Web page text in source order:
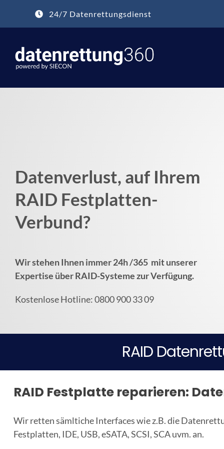
24/7 Datenrettungsdienst
Datenverlust, auf Ihrem
RAID Festplatten-
Verbund?
Wir stehen Ihnen immer 24h /365 mit unserer
Expertise über RAID-Systeme zur Verfügung.
Kostenlose Hotline: 0800 900 33 09
RAID
RAID Festplatte reparieren:
Wir retten sämltiche Interfaces wie z.B. die
Festplatten, IDE, USB, eSATA, SCSI, SCA uvm. an.